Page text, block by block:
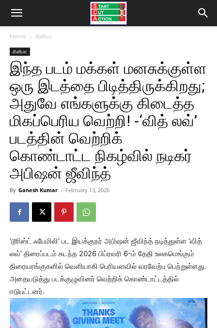
Home சினிமா
சினிமா
இந்த படம் மக்கள் மனசுக்குள்ள
ஒரு இடத்தை பிடித்திருக்கிறது;
அதுவே எங்களுக்கு கிடைத்த
மிகப்பெரிய வெற்றி! -‘வித் லவ்’
படத்தின் வெற்றிக்
கொண்டாட்ட நிகழ்வில் நடிகர்
அபிஷன் ஜீவிந்த்
By Ganesh Kumar - February 13, 2026
‘டூரிஸ்ட் ஃபேமிலி’ பட இயக்குநர் அபிஷன் ஜீவிந்த் நடித்துள்ள ‘வித்
லவ்’ திரைப்படம் கடந்த 2026 பிப்ரவரி 6-ம் தேதி உலகமெங்கும்
திரையரங்குகளில் வெளியாகி பெரியளவில் வரவேற்பு பெற்றுள்ளது.
அதையடுத்து படக்குழுவினர் வெற்றிக் கொண்டாட்டத்தில்
ஈடுபட்டனர்.